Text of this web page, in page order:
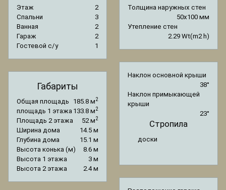
Этаж
2
Спальни
3
Ванная
2
Гараж
2
Гостевой с/y
1
Габариты
Общая площадь 185.8 м2
площадь 1 этажа 133.8 м2
Площадь 2 этажа 52 м2
Ширина дома
14.5 м
Глубина дома
15.1 м
Высота конька (м)
8.6 м
Высота 1 этажа
3 м
Высота 2 этажа
2.4 м
Толщина наружных стен
50x100 мм
Утепление стен
2.29 Wt(m2 h)
Наклон основной крыши
38°
Наклон примыкающей
крыши
23°
Стропила
доски